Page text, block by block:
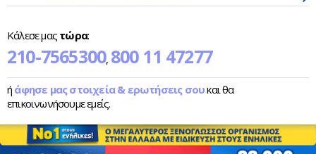
Κάλεσε μας τώρα:
210-7565300, 800 11 47277
ή άφησε μας στοιχεία & ερωτήσεις σουκαι θα
επικοινωνήσουμε εμείς.